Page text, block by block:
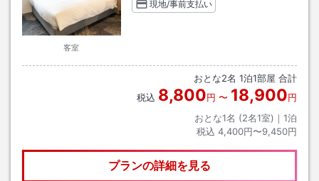
客室
現地/事前支払い
おとな2名 1泊1部屋 合計
税込 8,800円 〜 18,900円
おとな1名 (2名1室)｜ 1泊
税込 4,400円〜9,450円
プランの詳細を見る